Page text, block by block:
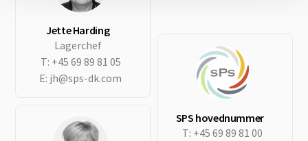
Jette Harding
Lagerchef
T: +45 69 89 81 05
E: jh@sps-dk.com
SPS hovednummer
T: +45 69 89 81 00